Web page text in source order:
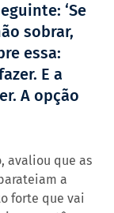
‘Se
sobrar,
essa:
E a
A opção
avaliou que as
a
forte que vai